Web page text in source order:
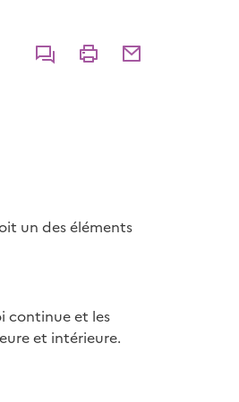
CommenterImprimerPartager par courriel
un des éléments
continue et les
et intérieure.